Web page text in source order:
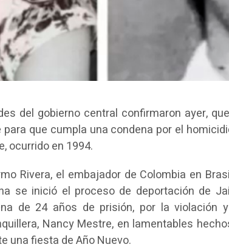
del gobierno central confirmaron ayer,
para que cumpla una condena por el
ocurrido en 1994.
Rivera, el embajador de Colombia en
se inició el proceso de deportación de
de 24 años de prisión, por la violación
Nancy Mestre, en lamentables
una fiesta de Año Nuevo.